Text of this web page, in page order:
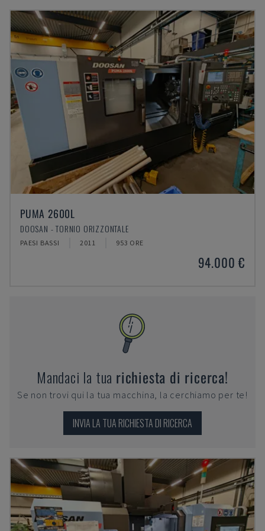
PUMA 2600L
DOOSAN - TORNIO ORIZZONTALE
PAESI BASSI 2011 953 ORE
94.000 €
Mandaci la tua richiesta di ricerca!
Se non trovi qui la tua macchina, la cerchiamo per te!
INVIA LA TUA RICHIESTA DI RICERCA